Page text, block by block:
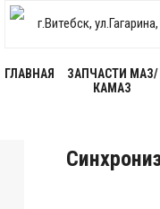
г.Витебск,
ГЛАВНАЯ
ЗАПЧАСТИ МАЗ/
КАМАЗ